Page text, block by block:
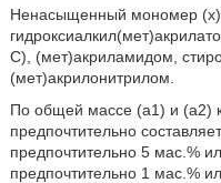
Ненасыщенный мономер
C), (мет)акриламидом,
(мет)акрилонитрилом.
По общей массе (a1) и (a2)
предпочтительно
предпочтительно 5 мас.%
предпочтительно 1 мас.%